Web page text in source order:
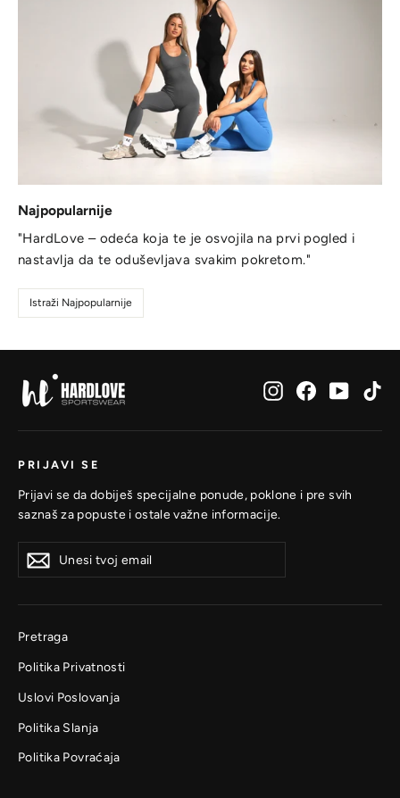
Najpopularnije
"HardLove – odeća koja te je osvojila na prvi pogled i
nastavlja da te oduševljava svakim pokretom."
Istraži Najpopularnije
InstagramFacebook
PRIJAVI SE
Prijavi se da dobiješ specijalne ponude, poklone i pre svih
saznaš za popuste i ostale važne informacije.
tvoj
se
Prijavi
se
Pretraga
Politika Privatnosti
Uslovi Poslovanja
Politika Slanja
Politika Povraćaja